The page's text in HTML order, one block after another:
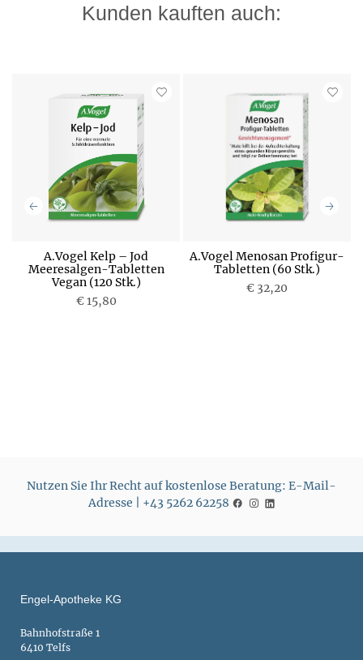
Kunden kauften auch:
A.Vogel Kelp – Jod
Meeresalgen-Tabletten
Vegan (120 Stk.)
€ 15,80
A.Vogel Menosan Profigur-
Tabletten (60 Stk.)
€ 32,20
P
Nutzen Sie Ihr Recht auf kostenlose Beratung: E-Mail-
Adresse | +43 5262 62258
Engel-Apotheke KG
Bahnhofstraße 1
6410 Telfs